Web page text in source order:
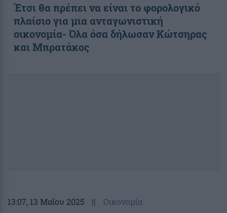
Έτσι θα πρέπει να είναι το φορολογικό
πλαίσιο για μια ανταγωνιστική
οικονομία- Όλα όσα δήλωσαν Κώτσηρας
και Μπρατάκος
13:07, 13 Μαΐου 2025 || Οικονομία